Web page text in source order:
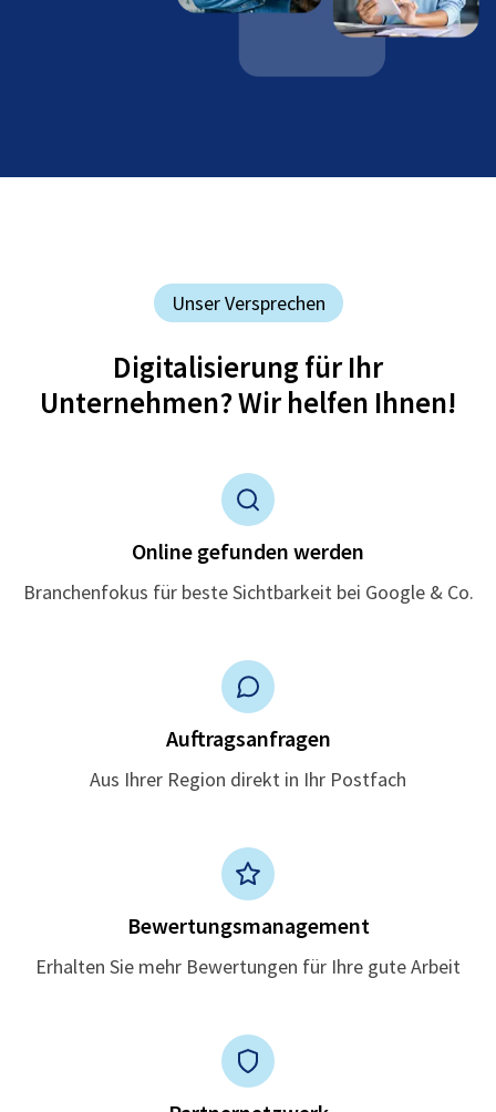
Unser Versprechen
Digitalisierung für Ihr
Unternehmen? Wir helfen Ihnen!
Online gefunden werden
Branchenfokus für beste Sichtbarkeit bei Google & Co.
Auftragsanfragen
Aus Ihrer Region direkt in Ihr Postfach
Bewertungsmanagement
Erhalten Sie mehr Bewertungen für Ihre gute Arbeit